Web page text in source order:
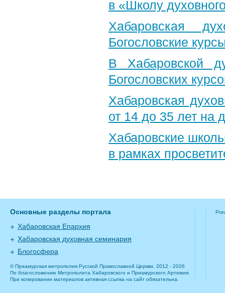
в «Школу
Хабаровская
Богословские
В Хабаровской
Богословских
Хабаровская
от 14 до 35 лет на
Хабаровские
в рамках
Основные разделы портала
Хабаровская Епархия
Хабаровская духовная семинария
Блогосфера
© Приамурская митрополия Русской Православной Церкви, 2012 - 2026
По благословению Митрополита Хабаровского и Приамурского Артемия.
При копировании материалов активная ссылка на сайт обязательна.